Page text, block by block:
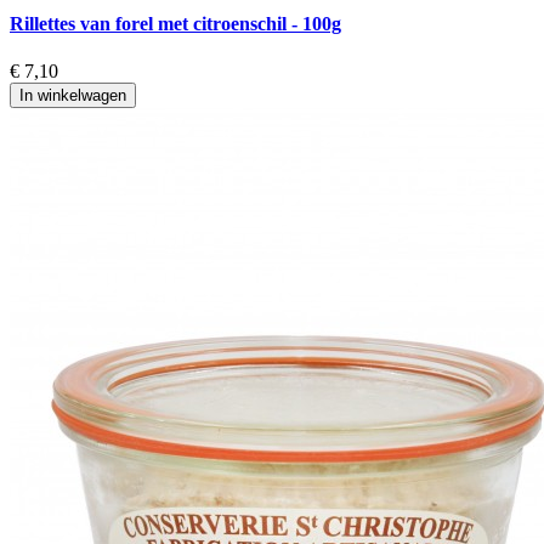
Rillettes van forel met citroenschil - 100g
€ 7,10
In winkelwagen